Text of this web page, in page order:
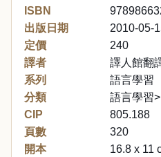
ISBN
出版日期
2010-05-
定價
240
譯者
譯人館翻
系列
語言學習
分類
語言學習
CIP
805.188
頁數
320
開本
16.8 x 11